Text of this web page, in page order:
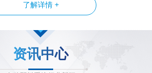
了解详情 +
资讯中心